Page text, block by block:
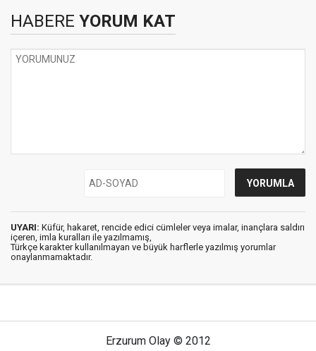
HABERE YORUM KAT
UYARI: Küfür, hakaret, rencide edici cümleler veya imalar, inançlara saldırı
içeren, imla kuralları ile yazılmamış,
Türkçe karakter kullanılmayan ve büyük harflerle yazılmış yorumlar
onaylanmamaktadır.
Erzurum Olay © 2012